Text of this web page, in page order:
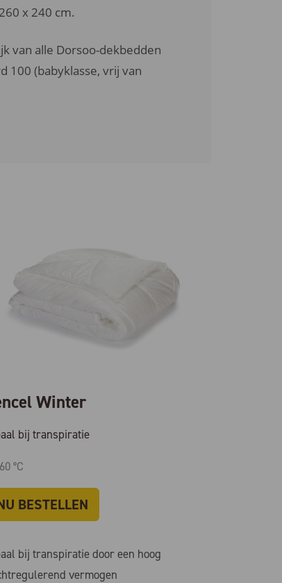
x 240 cm.
van alle Dorsoo-dekbedden
100 (babyklasse, vrij van
Winter
bij transpiratie
60 °C
BESTELLEN
bij transpiratie door een hoog
vermogen